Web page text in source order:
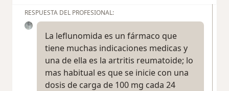
RESPUESTA DEL PROFESIONAL:
La leflunomida es un fármaco que
tiene muchas indicaciones medicas y
una de ella es la artritis reumatoide; lo
mas habitual es que se inicie con una
dosis de carga de 100 mg cada 24